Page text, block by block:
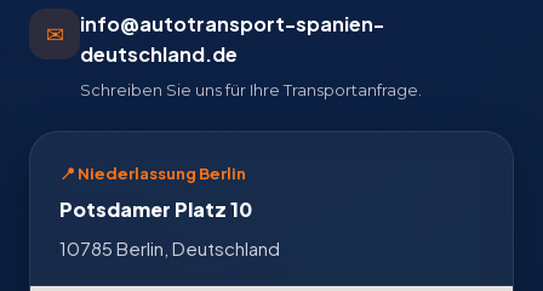
✉
info@autotransport-spanien-
deutschland.de
Schreiben Sie uns für Ihre Transportanfrage.
📍 Niederlassung Berlin
Potsdamer Platz 10
10785 Berlin, Deutschland